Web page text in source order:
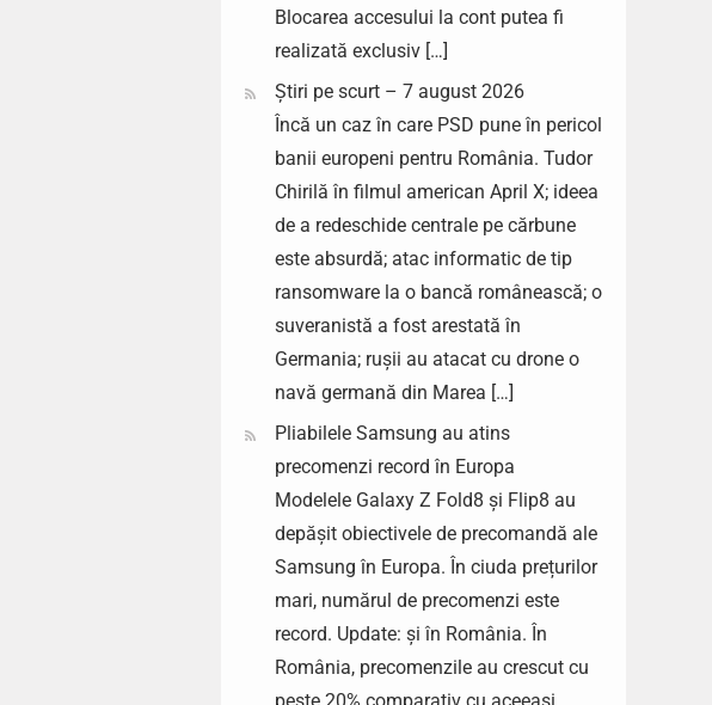
Blocarea accesului la cont putea fi
realizată exclusiv […]
Știri pe scurt – 7 august 2026
Încă un caz în care PSD pune în pericol
banii europeni pentru România. Tudor
Chirilă în filmul american April X; ideea
de a redeschide centrale pe cărbune
este absurdă; atac informatic de tip
ransomware la o bancă românească; o
suveranistă a fost arestată în
Germania; rușii au atacat cu drone o
navă germană din Marea […]
Pliabilele Samsung au atins
precomenzi record în Europa
Modelele Galaxy Z Fold8 și Flip8 au
depășit obiectivele de precomandă ale
Samsung în Europa. În ciuda prețurilor
mari, numărul de precomenzi este
record. Update: și în România. În
România, precomenzile au crescut cu